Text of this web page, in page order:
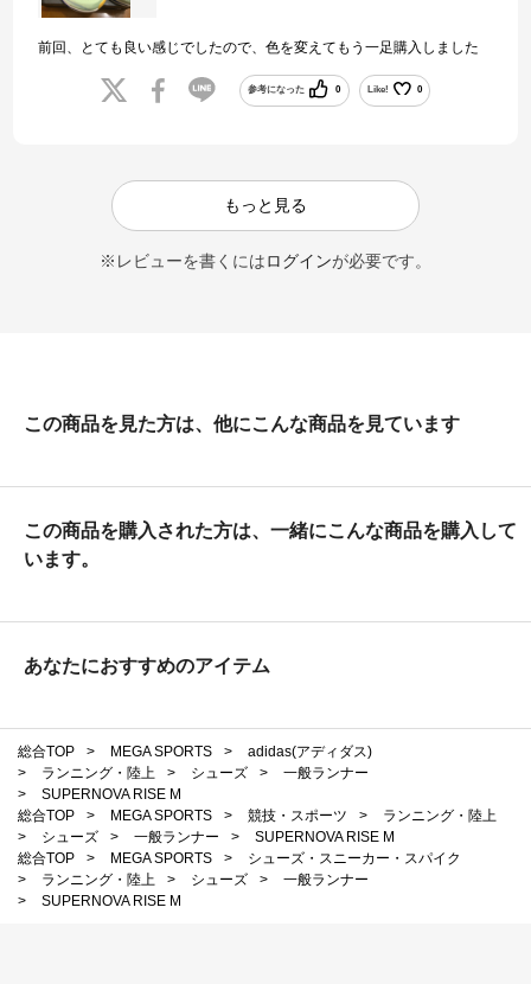
前回、とても良い感じでしたので、色を変えてもう一足購入しました
参考になった 0 Like! 0
もっと見る
※レビューを書くにはログインが必要です。
この商品を見た方は、他にこんな商品を見ています
この商品を購入された方は、一緒にこんな商品を購入して
います。
あなたにおすすめのアイテム
総合TOP > MEGA SPORTS >
adidas(アディダス)
>
ランニング・陸上 > シューズ >
一般ランナー
>
SUPERNOVA RISE M
総合TOP
> MEGA SPORTS > 競技・スポーツ >
ランニング・陸上
>
シューズ > 一般ランナー >
SUPERNOVA RISE M
総合TOP
> MEGA SPORTS >
シューズ・スニーカー・スパイク
>
ランニング・陸上 > シューズ >
一般ランナー
>
SUPERNOVA RISE M